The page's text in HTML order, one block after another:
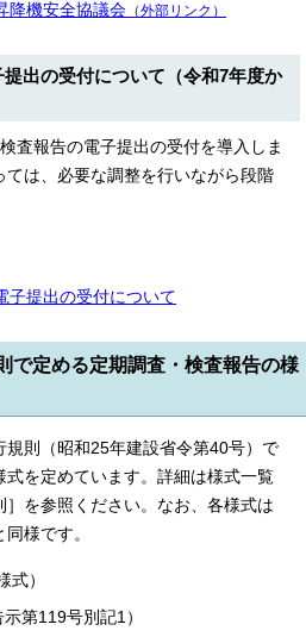
機安全協議会 （外部リンク）
出の受付について（令和7年度か
査報告の電子提出の受付を導入しま
は、必要な調整を行いながら段階
子提出の受付について
で定める定期調査・検査報告の様
則（昭和25年建設省令第40号）で
式を定めています。詳細は様式一覧
］を参照ください。なお、各様式は
様です。
式）
第119号別記1）